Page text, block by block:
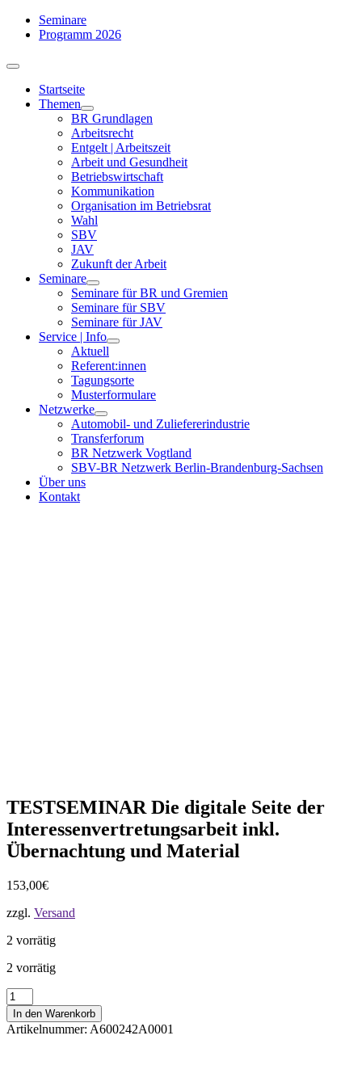
Zum
Inhalt
Seminare
Programm 2026
Toggle
NavigationStartseite
Themen
BR Grundlagen
Arbeits­recht
Entgelt | Arbeitszeit
Arbeit und Gesundheit
Betriebswirtschaft
Kommuni­kation
Organisation im Betriebsrat
Wahl
SBV
JAV
Zukunft der Arbeit
Seminare
Seminare für BR und Gremien
Seminare für SBV
Seminare für JAV
Service | Info
Aktuell
Referent:innen
Tagungsorte
Musterformulare
Netzwerke
Automobil- und Zuliefererindustrie
Transferforum
BR Netzwerk Vogtland
SBV-BR Netzwerk Berlin-Brandenburg-Sachsen
Über uns
Kontakt
TESTSEMINAR Die digitale Seite der
Interessenvertretungsarbeit inkl.
Übernachtung und Material
153,00€
zzgl. Versand
2 vorrätig
2 vorrätig
TESTSEMINAR
Die
digitale
Seite
In den Warenkorb
Artikelnummer: A600242A0001